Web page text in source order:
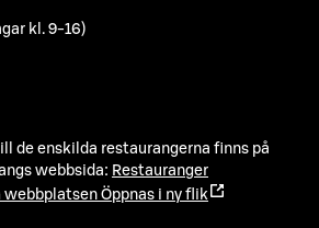
kl. 9-16)
de enskilda restaurangerna finns på
webbsida: Restauranger
webbplatsen Öppnas i ny flik